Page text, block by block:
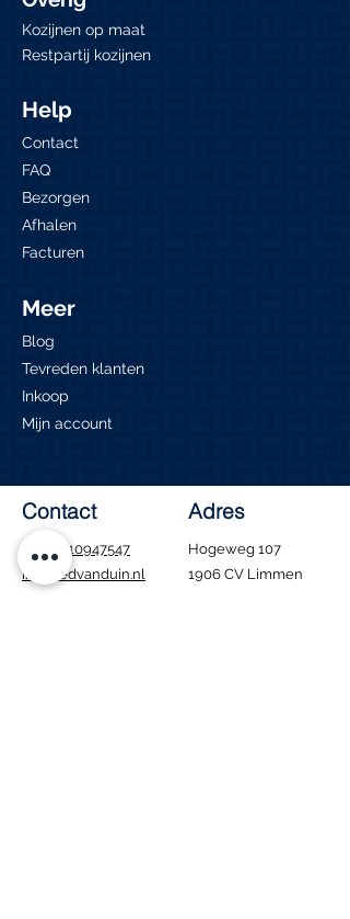
Kozijnen op maat
Restpartij kozijnen
Help
Contact
FAQ
Bezorgen
Afhalen
Facturen
Meer
Blog
Tevreden klanten
Inkoop
Mijn account
Contact
0610947547
info@edvanduin.nl
Adres
Hogeweg 107
1906 CV Limmen